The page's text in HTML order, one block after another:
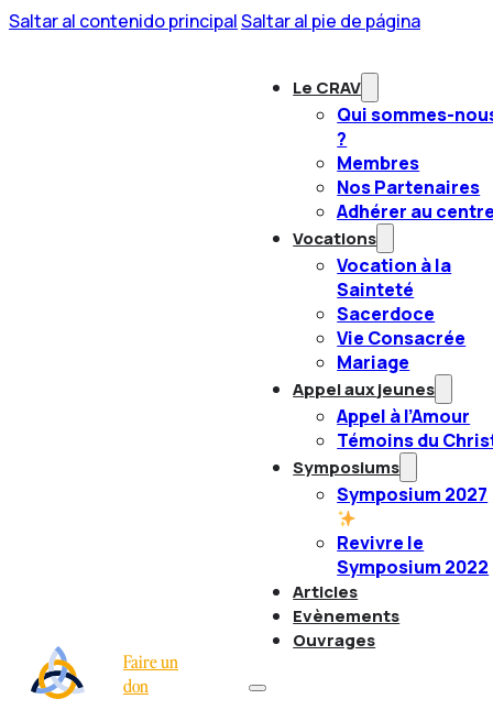
Saltar al contenido principalSaltar al pie de página
Faire un
don
Le CRAV
Qui sommes-
?
Membres
Nos Partenaires
Adhérer au
Vocations
Vocation à la
Sainteté
Sacerdoce
Vie Consacrée
Mariage
Appel aux jeunes
Appel à l’Amour
Témoins du
Symposiums
Symposium 2027
Revivre le
Symposium 2022
Articles
Evènements
Ouvrages